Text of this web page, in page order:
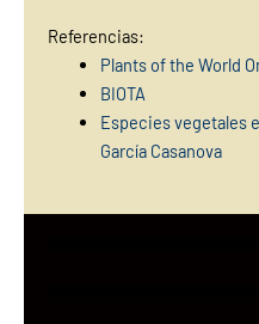
Referencias:
Plants of the World
BIOTA
Especies vegetales
García Casanova